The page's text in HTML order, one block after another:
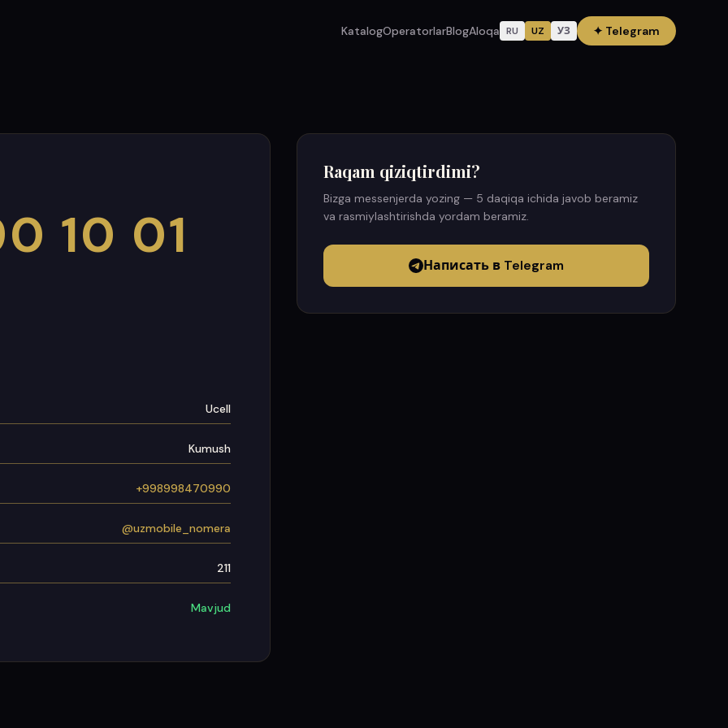
KatalogOperatorlarBlogAloqa RU UZ УЗ ✦ Telegram
10 01
Ucell
Kumush
+998998470990
@uzmobile_nomera
211
Mavjud
Raqam qiziqtirdimi?
Bizga messenjerda yozing — 5 daqiqa ichida javob beramiz
va rasmiylashtirishda yordam beramiz.
Написать в Telegram